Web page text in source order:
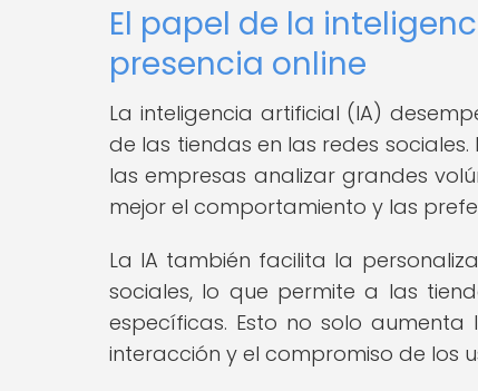
El papel de la
presencia online
La inteligencia artificial (IA)
de las tiendas en las redes
las empresas analizar grandes
mejor el comportamiento y las
La IA también facilita la
sociales, lo que permite a las
específicas. Esto no solo
interacción y el compromiso de los